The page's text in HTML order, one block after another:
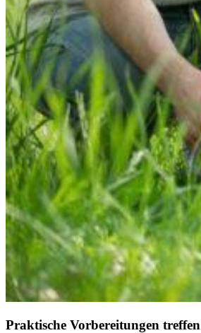
Praktische Vorbereitungen treffen